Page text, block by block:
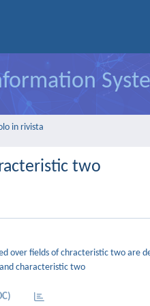
in rivista
two
over fields of chracteristic two are
characteristic two